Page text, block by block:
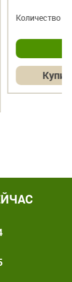
Количество